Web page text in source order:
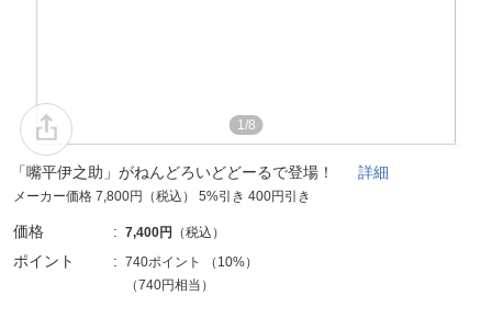
1/8
「嘴平伊之助」がねんどろいどどーるで登場！ 詳細
メーカー価格 7,800円（税込） 5%引き 400円引き
価格 7,400円 （税込）
ポイント 740ポイント （ 10%）
（740円相当）